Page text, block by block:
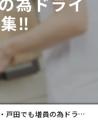
‼️
田でも増員の為ドライバーさん大募集‼️